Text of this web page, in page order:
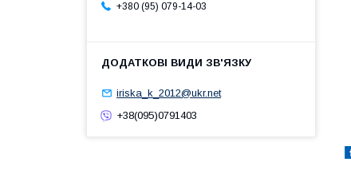
+380 (95) 079-14-03
iriska_k_2012@ukr.net
+38(095)0791403